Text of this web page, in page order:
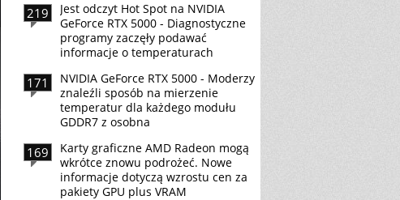
219
Jest odczyt Hot Spot na NVIDIA
GeForce RTX 5000 - Diagnostyczne
programy zaczęły podawać
informacje o temperaturach
171
NVIDIA GeForce RTX 5000 - Moderzy
znaleźli sposób na mierzenie
temperatur dla każdego modułu
GDDR7 z osobna
169
Karty graficzne AMD Radeon mogą
wkrótce znowu podrożeć. Nowe
informacje dotyczą wzrostu cen za
pakiety GPU plus VRAM